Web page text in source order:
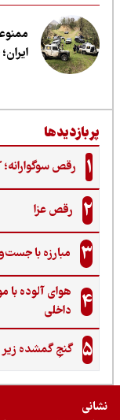
ممنوعیت
ایران؛
رقص سوگوارانه؛
رقص عزا
مبارزه با
هوای آلوده با
داخلی
گنجِ گمشده زیر چرخ